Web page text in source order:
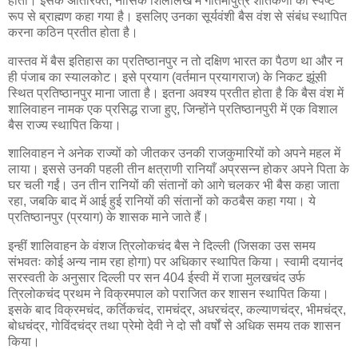
रूप से ब्राह्मण कहा गया है। इसलिए उनका सूर्यवंशी बैस वंश से संबंध स्थापित
करना कठिन प्रतीत होता है।
वास्तव में बैस इतिहास का प्रतिष्ठानपुर न तो दक्षिण भारत का पैठण था और न
ही पंजाब का स्यालकोट। इसे प्रयाग (वर्तमान प्रयागराज) के निकट झूंसी
स्थित प्रतिष्ठानपुर माना जाता है। इतना अवश्य प्रतीत होता है कि बैस वंश में
शालिवाहन नामक एक प्रसिद्ध राजा हुए, जिन्होंने प्रतिष्ठानपुरी में एक विशाल
बैस राज्य स्थापित किया।
शालिवाहन ने अनेक राज्यों को जीतकर उनकी राजकुमारियों को अपने महल में
लाया। इससे उनकी पहली तीन क्षत्राणी रानियाँ अप्रसन्न होकर अपने पिता के
घर चली गईं। उन तीन रानियों की संतानों को आगे चलकर भी बैस कहा जाता
रहा, जबकि बाद में आई हुई रानियों की संतानों को कठबैस कहा गया। ये
प्रतिष्ठानपुर (प्रयाग) के शासक माने जाते हैं।
इन्हीं शालिवाहन के वंशज त्रिलोकचंद बैस ने दिल्ली (जिसका उस समय
संभवतः कोई अन्य नाम रहा होगा) पर अधिकार स्थापित किया। स्वामी दयानंद
सरस्वती के अनुसार दिल्ली पर सन 404 ईस्वी में राजा मुलखचंद उर्फ
त्रिलोकचंद प्रथम ने विक्रमपाल को पराजित कर शासन स्थापित किया।
इसके बाद विक्रमचंद, कर्तिकचंद, रामचंद्र, अधरचंद्र, कल्याणचंद्र, भीमचंद्र,
बोधचंद्र, गोविंदचंद्र तथा प्रेमो देवी ने दो सौ वर्षों से अधिक समय तक शासन
किया।